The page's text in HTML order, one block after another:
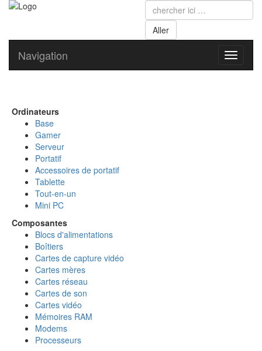
Toggle
Navigation
Ordinateurs
Base
Gamer
Serveur
Portatif
Accessoires de portatif
Tablette
Tout-en-un
Mini PC
Composantes
Blocs d'alimentations
Boîtiers
Cartes de capture vidéo
Cartes mères
Cartes réseau
Cartes de son
Cartes vidéo
Mémoires RAM
Modems
Processeurs